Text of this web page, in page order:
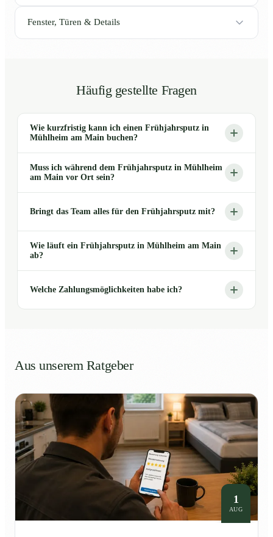
Fenster, Türen & Details
Häufig gestellte Fragen
Wie kurzfristig kann ich einen Frühjahrsputz in
Mühlheim am Main buchen?
Muss ich während dem Frühjahrsputz in Mühlheim
am Main vor Ort sein?
Bringt das Team alles für den Frühjahrsputz mit?
Wie läuft ein Frühjahrsputz in Mühlheim am Main
ab?
Welche Zahlungsmöglichkeiten habe ich?
Aus unserem Ratgeber
1
AUG